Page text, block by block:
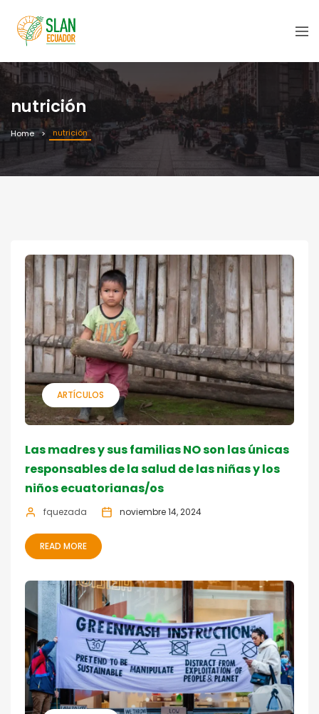
nutrición
Home nutrición
ARTÍCULOS
Las madres y sus familias NO son las únicas
responsables de la salud de las niñas y los
niños ecuatorianas/os
fquezada noviembre 14, 2024
READ MORE